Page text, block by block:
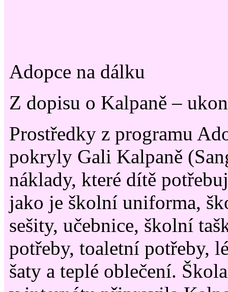
Adopce na dálku
Z dopisu o Kalpaně –
Prostředky z programu
pokryly Gali Kalpaně
náklady, které dítě
jako je školní uniforma,
sešity, učebnice, školní
potřeby, toaletní potřeby,
šaty a teplé oblečení.